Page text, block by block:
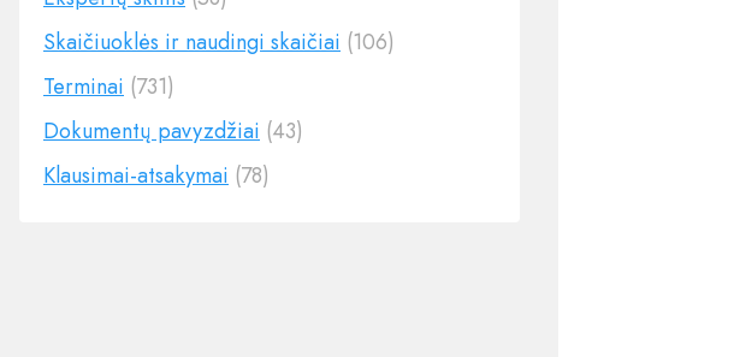
Skaičiuoklės ir naudingi skaičiai (106)
Terminai (731)
Dokumentų pavyzdžiai (43)
Klausimai-atsakymai (78)